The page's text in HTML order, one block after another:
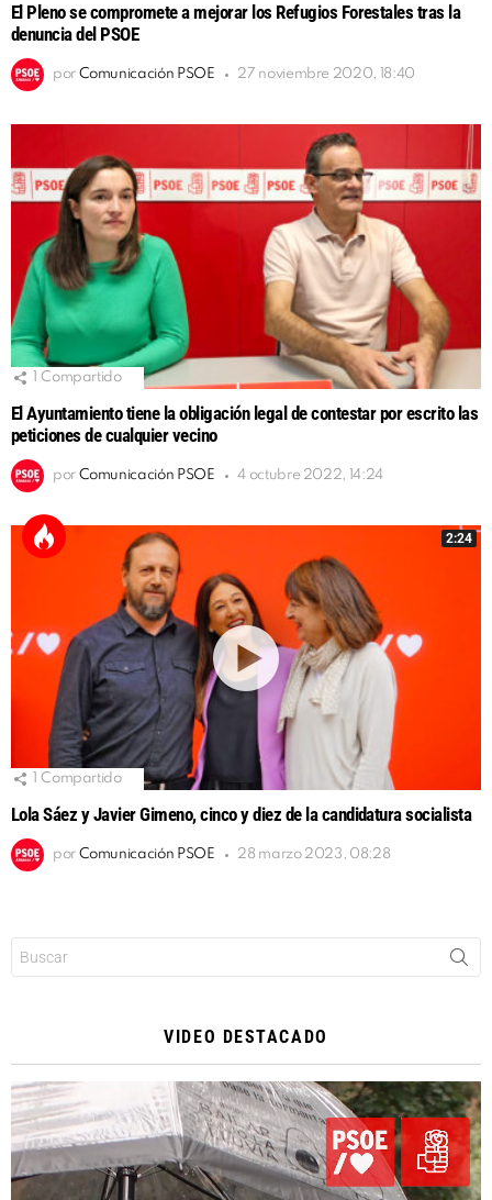
El Pleno se compromete a mejorar los Refugios Forestales tras la
denuncia del PSOE
por Comunicación PSOE 27 noviembre 2020, 18:40
Compartido
El Ayuntamiento tiene la obligación legal de contestar por escrito las
peticiones de cualquier vecino
por Comunicación PSOE 4 octubre 2022, 14:24
2:24
Compartido
Lola Sáez y Javier Gimeno, cinco y diez de la candidatura socialista
por Comunicación PSOE 28 marzo 2023, 08:28
VIDEO DESTACADO
Reproductor
de
vídeo